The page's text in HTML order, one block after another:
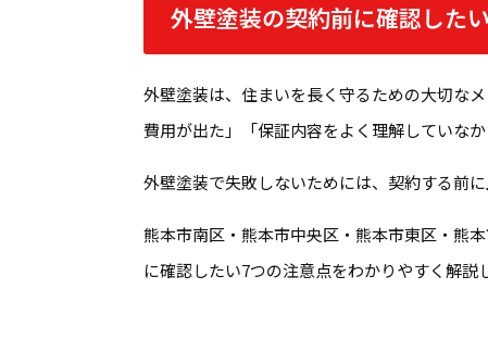
外壁塗装の契約前に確認した
外壁塗装は、住まいを長く守るための大切な
費用が出た」「保証内容をよく理解していな
外壁塗装で失敗しないためには、契約する前に
熊本市南区・熊本市中央区・熊本市東区・熊
に確認したい7つの注意点をわかりやすく解説